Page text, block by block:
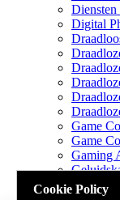
Diensten
Digital
Game
Game
Gaming
Cookie Policy